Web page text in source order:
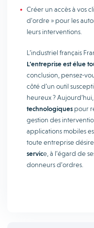
Créer un accès à vos
d’ordre » pour les
leurs interventions.
L’industriel français
L’entreprise est élue
conclusion, pensez-
côté d’un outil
heureux ?
technologiques pour
gestion des
applications mobiles
toute entreprise
service, à l’égard de
donneurs d’ordres.